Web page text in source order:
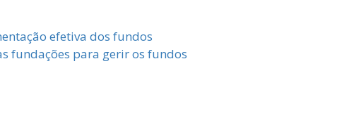
efetiva dos fundos
fundações para gerir os fundos